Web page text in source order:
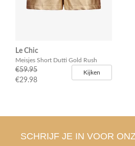
Le Chic
Meisjes Short Dutti Gold Rush
€59.95
€29.98
Kijken
SCHRIJF JE IN VOOR